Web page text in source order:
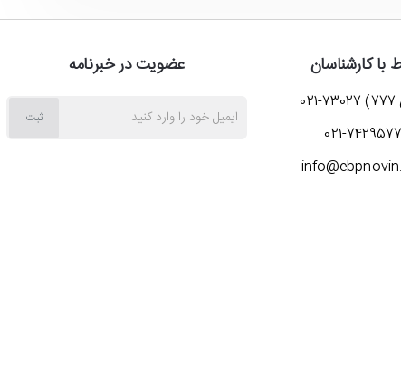
با کارشناسان
021-
عضویت در خبرنامه
ایمیل
ثبت